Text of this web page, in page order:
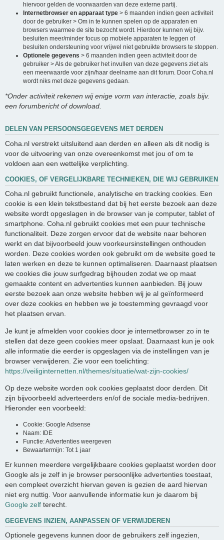
hiervoor gelden de voorwaarden van deze externe partij.
Internetbrowser en apparaat type > 6 maanden indien geen activiteit
door de gebruiker > Om in te kunnen spelen op de apparaten en
browsers waarmee de site bezocht wordt. Hierdoor kunnen wij bijv.
besluiten meer/minder focus op mobiele apparaten te leggen of
besluiten ondersteuning voor vrijwel niet gebruikte browsers te stoppen.
Optionele gegevens > 6 maanden indien geen activiteit door de
gebruiker > Als de gebruiker het invullen van deze gegevens ziet als
een meerwaarde voor zijn/haar deelname aan dit forum. Door Coha.nl
wordt niks met deze gegevens gedaan.
*Onder activiteit rekenen wij enige vorm van interactie, zoals bijv.
een forumbericht of download.
DELEN VAN PERSOONSGEGEVENS MET DERDEN
Coha.nl verstrekt uitsluitend aan derden en alleen als dit nodig is
voor de uitvoering van onze overeenkomst met jou of om te
voldoen aan een wettelijke verplichting.
COOKIES, OF VERGELIJKBARE TECHNIEKEN, DIE WIJ GEBRUIKEN
Coha.nl gebruikt functionele, analytische en tracking cookies. Een
cookie is een klein tekstbestand dat bij het eerste bezoek aan deze
website wordt opgeslagen in de browser van je computer, tablet of
smartphone. Coha.nl gebruikt cookies met een puur technische
functionaliteit. Deze zorgen ervoor dat de website naar behoren
werkt en dat bijvoorbeeld jouw voorkeursinstellingen onthouden
worden. Deze cookies worden ook gebruikt om de website goed te
laten werken en deze te kunnen optimaliseren. Daarnaast plaatsen
we cookies die jouw surfgedrag bijhouden zodat we op maat
gemaakte content en advertenties kunnen aanbieden. Bij jouw
eerste bezoek aan onze website hebben wij je al geïnformeerd
over deze cookies en hebben we je toestemming gevraagd voor
het plaatsen ervan.
Je kunt je afmelden voor cookies door je internetbrowser zo in te
stellen dat deze geen cookies meer opslaat. Daarnaast kun je ook
alle informatie die eerder is opgeslagen via de instellingen van je
browser verwijderen. Zie voor een toelichting:
https://veiliginternetten.nl/themes/situatie/wat-zijn-cookies/
Op deze website worden ook cookies geplaatst door derden. Dit
zijn bijvoorbeeld adverteerders en/of de sociale media-bedrijven.
Hieronder een voorbeeld:
Cookie: Google Adsense
Naam: IDE
Functie: Advertenties weergeven
Bewaartermijn: Tot 1 jaar
Er kunnen meerdere vergelijkbaare cookies geplaatst worden door
Google als je zelf in je browser persoonlijke advertenties toestaat,
een compleet overzicht hiervan geven is gezien de aard hiervan
niet erg nuttig. Voor aanvullende informatie kun je daarom bij
Google zelf terecht.
GEGEVENS INZIEN, AANPASSEN OF VERWIJDEREN
Optionele gegevens kunnen door de gebruikers zelf ingezien,